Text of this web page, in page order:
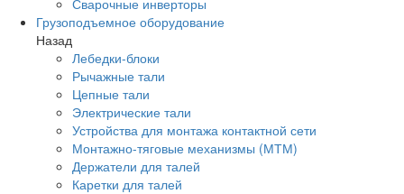
Грузоподъемное оборудование
Назад
Лебедки-блоки
Рычажные тали
Цепные тали
Электрические тали
Устройства для монтажа контактной сети
Монтажно-тяговые механизмы (МТМ)
Держатели для талей
Каретки для талей